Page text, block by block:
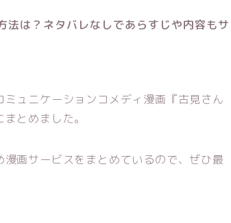
法は？ネタバレなしであらすじや内容もサ
ュニケーションコメディ漫画『古見さん
とめました。
画サービスをまとめているので、ぜひ最